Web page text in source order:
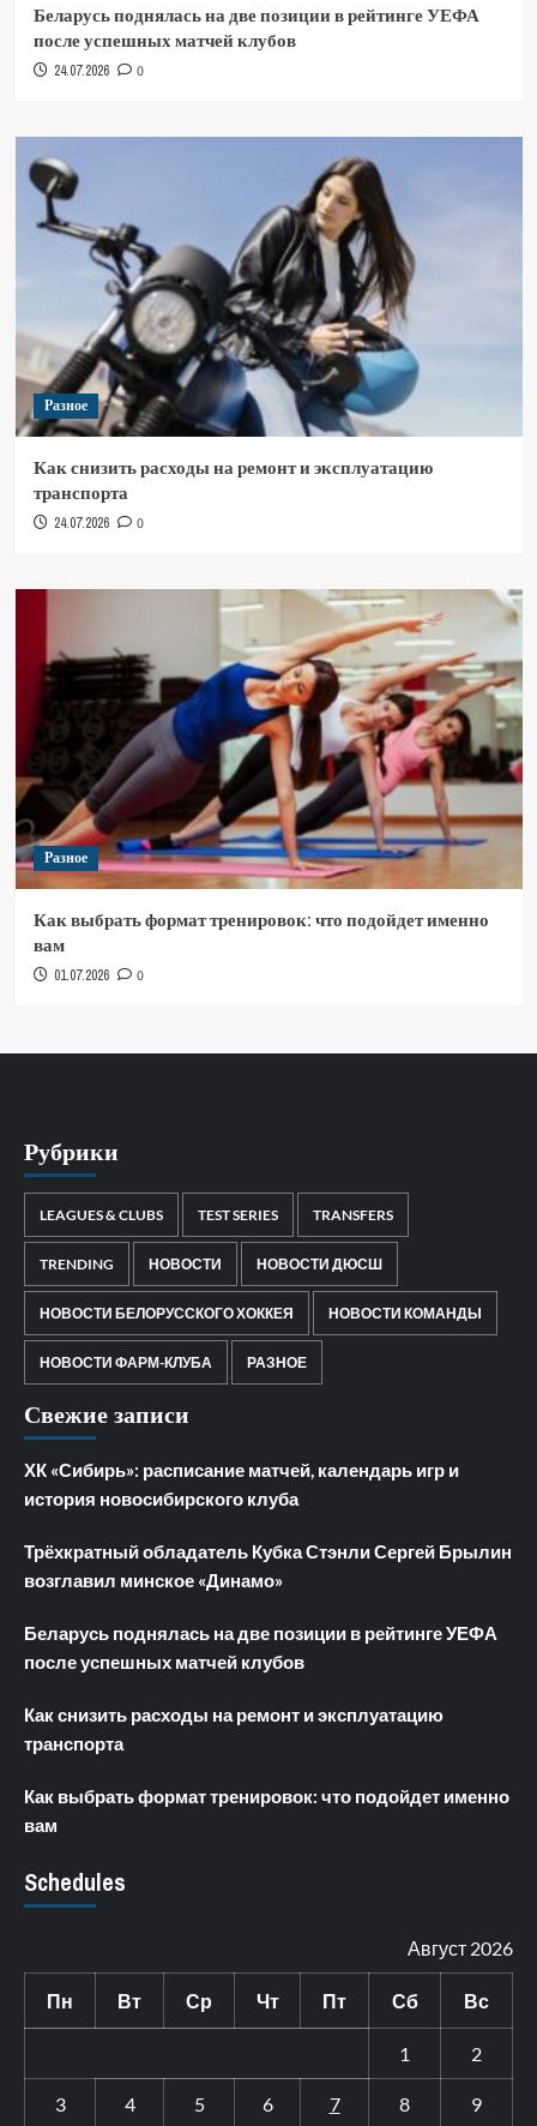
Беларусь поднялась на две позиции в рейтинге УЕФА
после успешных матчей клубов
24.07.2026 0
Разное
Как снизить расходы на ремонт и эксплуатацию
транспорта
24.07.2026 0
Разное
Как выбрать формат тренировок: что подойдет именно
вам
01.07.2026 0
Рубрики
LEAGUES & CLUBS TEST SERIES TRANSFERS
TRENDING НОВОСТИ НОВОСТИ ДЮСШ
НОВОСТИ БЕЛОРУССКОГО ХОККЕЯ НОВОСТИ КОМАНДЫ
НОВОСТИ ФАРМ-КЛУБА РАЗНОЕ
Свежие записи
ХК «Сибирь»: расписание матчей, календарь игр и
история новосибирского клуба
Трёхкратный обладатель Кубка Стэнли Сергей Брылин
возглавил минское «Динамо»
Беларусь поднялась на две позиции в рейтинге УЕФА
после успешных матчей клубов
Как снизить расходы на ремонт и эксплуатацию
транспорта
Как выбрать формат тренировок: что подойдет именно
вам
Schedules
Август 2026
Пн Вт Ср Чт Пт Сб Вс
1 2
3 4 5 6 7 8 9